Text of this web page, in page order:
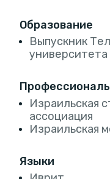
Образование
Выпускник
университета
Израильская
ассоциация
Израильская
Языки